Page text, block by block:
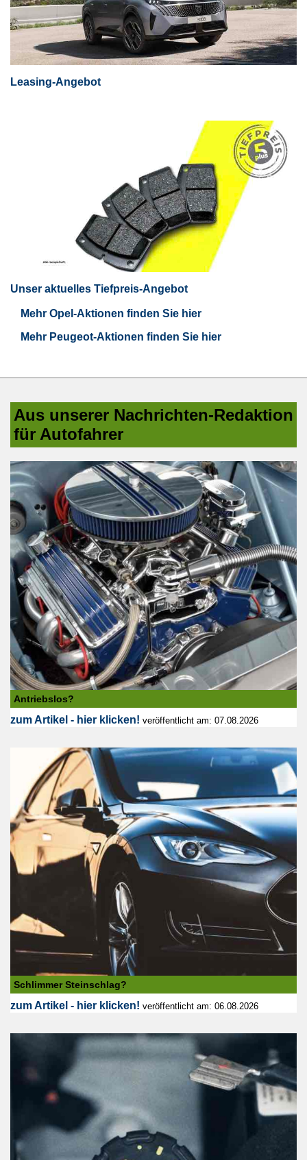
Leasing-Angebot
Unser aktuelles Tiefpreis-Angebot
Mehr Opel-Aktionen finden Sie hier
Mehr Peugeot-Aktionen finden Sie hier
Aus unserer Nachrichten-Redaktion
für Autofahrer
Antriebslos?
zum Artikel - hier klicken! veröffentlicht am: 07.08.2026
Schlimmer Steinschlag?
zum Artikel - hier klicken! veröffentlicht am: 06.08.2026